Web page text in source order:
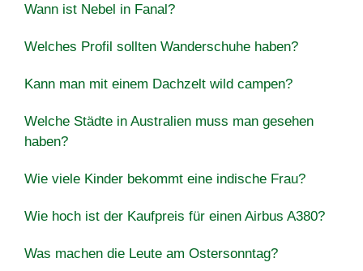
Wann ist Nebel in Fanal?
Welches Profil sollten Wanderschuhe haben?
Kann man mit einem Dachzelt wild campen?
Welche Städte in Australien muss man gesehen
haben?
Wie viele Kinder bekommt eine indische Frau?
Wie hoch ist der Kaufpreis für einen Airbus A380?
Was machen die Leute am Ostersonntag?